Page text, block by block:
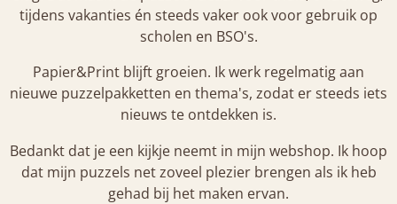
tijdens vakanties én steeds vaker ook voor gebruik op
scholen en BSO's.
Papier&Print blijft groeien. Ik werk regelmatig aan
nieuwe puzzelpakketten en thema's, zodat er steeds iets
nieuws te ontdekken is.
Bedankt dat je een kijkje neemt in mijn webshop. Ik hoop
dat mijn puzzels net zoveel plezier brengen als ik heb
gehad bij het maken ervan.